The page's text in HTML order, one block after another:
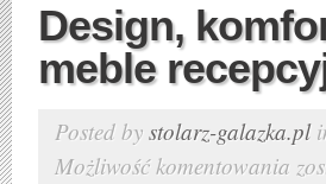
Design,
meble
Posted by stolarz-galazka.pl
Możliwość komentowania